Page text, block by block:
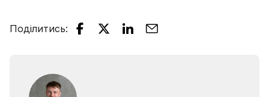
Поділитись: